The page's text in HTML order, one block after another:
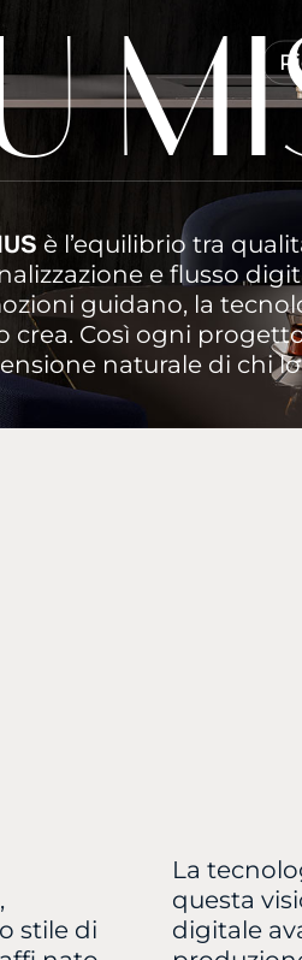
MI
è l’equilibrio tra
e flusso
guidano, la
crea. Così ogni
naturale di chi
stile di
La
questa
digitale